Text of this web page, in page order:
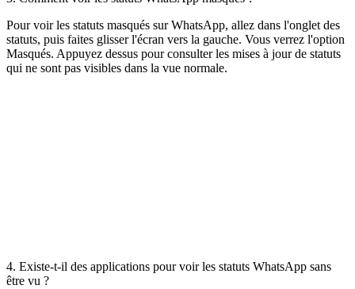
Pour voir les statuts masqués sur WhatsApp, allez dans l'onglet des
statuts, puis faites glisser l'écran vers la gauche. Vous verrez l'option
Masqués. Appuyez dessus pour consulter les mises à jour de statuts
qui ne sont pas visibles dans la vue normale.
4. Existe-t-il des applications pour voir les statuts WhatsApp sans
être vu ?